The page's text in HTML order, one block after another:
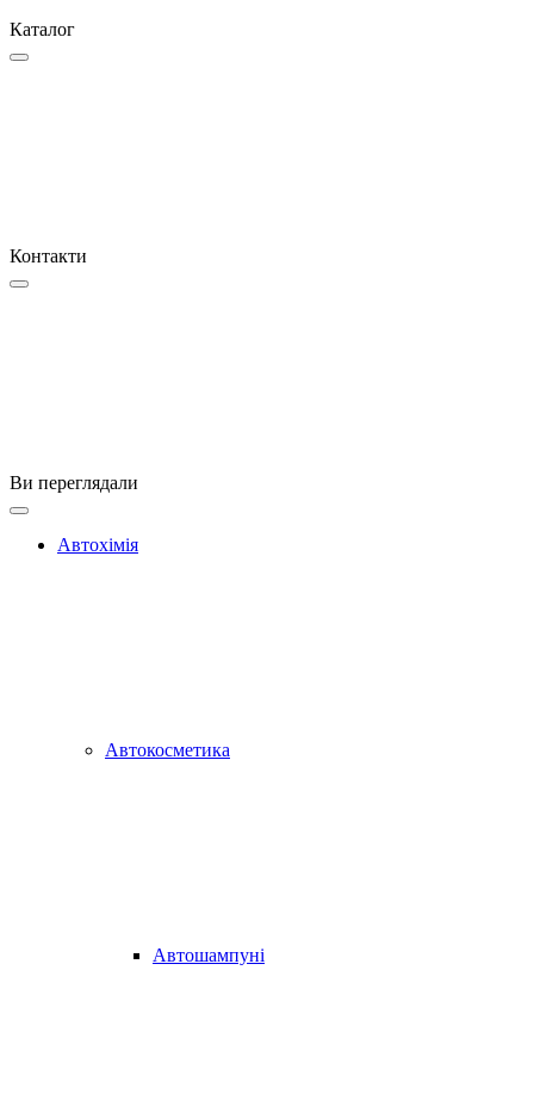
Каталог
Контакти
Ви переглядали
Автохімія
Автокосметика
Автошампуні